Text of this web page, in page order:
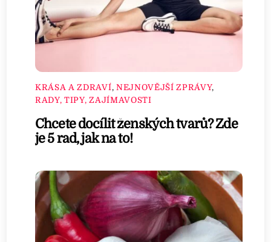
KRÁSA A ZDRAVÍ, NEJNOVĚJŠÍ ZPRÁVY,
RADY, TIPY, ZAJÍMAVOSTI
Chcete docílit ženských tvarů? Zde
je 5 rad, jak na to!